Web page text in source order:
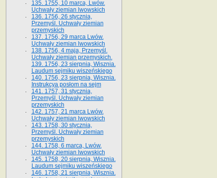
135. 1755, 10 marca, Lwów.
Uchwały ziemian lwowskich
136. 1756, 26 stycznia,
Przemyśl. Uchwały ziemian
przemyskich
137. 1756, 29 marca Lwów.
Uchwały ziemian lwowskich
138. 1756, 4 maja, Przemyśl.
Uchwały ziemian przemyskich.
139. 1756, 23 sierpnia, Wisznia.
Laudum sejmiku wiszeńskiego
140. 1756, 23 sierpnia, Wisznia.
Instrukcya posłom na sejm
141. 1757, 31 stycznia,
Przemyśl. Uchwały ziemian
przemyskich
142. 1757, 21 marca Lwów.
Uchwały ziemian lwowskich
143. 1758, 30 stycznia,
Przemyśl. Uchwały ziemian
przemyskich
144. 1758, 6 marca, Lwów.
Uchwały ziemian lwowskich
145. 1758, 20 sierpnia, Wisznia.
Laudum sejmiku wiszeńskiego
146. 1758, 21 sierpnia, Wisznia.